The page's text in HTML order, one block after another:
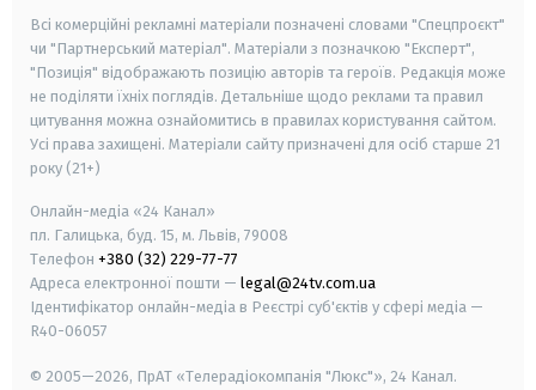
Всі комерційні рекламні матеріали позначені словами "Спецпроєкт"
чи "Партнерський матеріал". Матеріали з позначкою "Експерт",
"Позиція" відображають позицію авторів та героїв. Редакція може
не поділяти їхніх поглядів. Детальніше щодо реклами та правил
цитування можна ознайомитись в правилах користування сайтом.
Усі права захищені. Матеріали сайту призначені для осіб старше 21
року (21+)
Онлайн-медіа «24 Канал»
пл. Галицька, буд. 15, м. Львів, 79008
Телефон +380 (32) 229-77-77
Адреса електронної пошти — legal@24tv.com.ua
Ідентифікатор онлайн-медіа в Реєстрі суб'єктів у сфері медіа —
R40-06057
© 2005—2026, ПрАТ «Телерадіокомпанія "Люкс"», 24 Канал.